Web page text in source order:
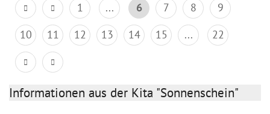
1 ... 6 7 8
9
10
11 12 13 14 15 ... 22
Informationen aus der Kita "Sonnenschein"